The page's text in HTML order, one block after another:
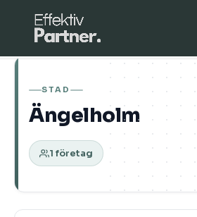
STAD
Ängelholm
1 företag